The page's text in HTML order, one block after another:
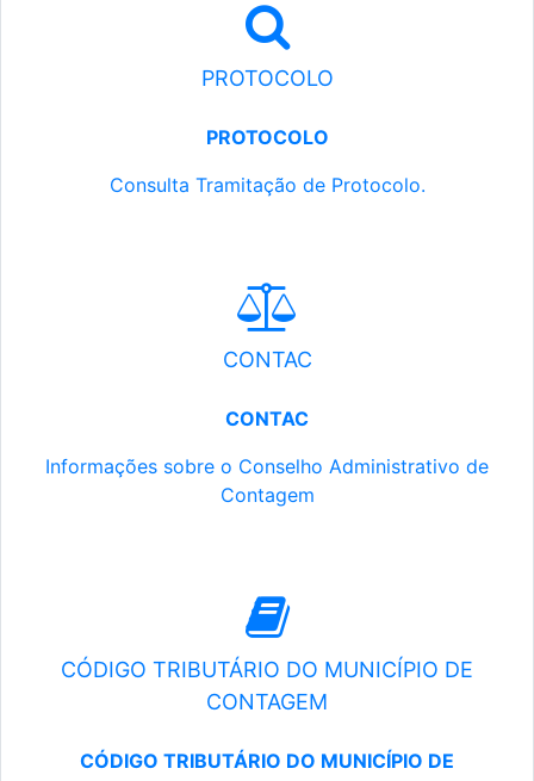
PROTOCOLO
PROTOCOLO
Consulta Tramitação de Protocolo.
CONTAC
CONTAC
Informações sobre o Conselho Administrativo de
Contagem
CÓDIGO TRIBUTÁRIO DO MUNICÍPIO DE
CONTAGEM
CÓDIGO TRIBUTÁRIO DO MUNICÍPIO DE